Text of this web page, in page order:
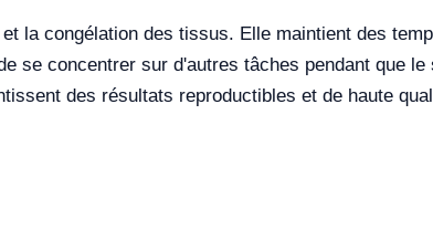
la congélation des tissus. Elle maintient des
se concentrer sur d'autres tâches pendant que
des résultats reproductibles et de haute